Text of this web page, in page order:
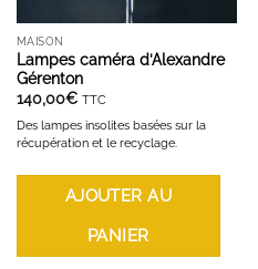
MAISON
Lampes caméra d’Alexandre
Gérenton
140,00€ TTC
Des lampes insolites basées sur la
récupération et le recyclage.
AJOUTER AU
PANIER